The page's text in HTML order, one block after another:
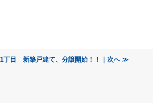
丁目 新築戸建て、分譲開始！！｜次へ ≫